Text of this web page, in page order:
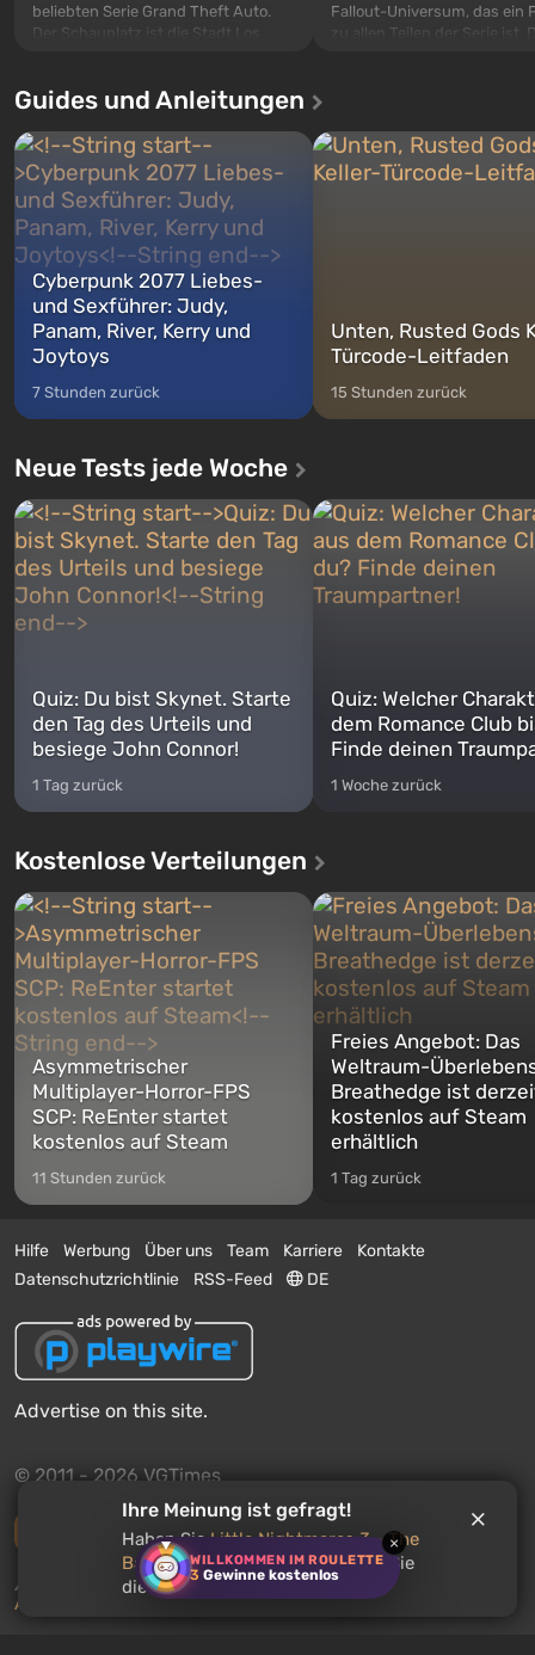
WILLKOMMEN IM ROULETTE
3 Gewinne kostenlos
×
beliebten Serie Grand Theft Auto.
Der Schauplatz ist die Stadt Los
ersten Mal erzählt das Spiel die
Geschichte von drei Charakteren:
Michael, Trevor und Franklin,
zwischen denen Sie jederzeit
wechse...
Fallout-Universum, das ein
zu allen Teilen der Serie ist.
nach dem Abwurf von
auf Amerika geöffnet wird.
Guides und Anleitungen
Cyberpunk 2077 Liebes-
und Sexführer: Judy,
Panam, River, Kerry und
Joytoys
7 Stunden zurück
Unten, Rusted Gods
Türcode-Leitfaden
15 Stunden zurück
Neue Tests jede Woche
Quiz: Du bist Skynet. Starte
den Tag des Urteils und
besiege John Connor!
1 Tag zurück
Quiz: Welcher
dem Romance Club
Finde deinen
1 Woche zurück
Kostenlose Verteilungen
Asymmetrischer
Multiplayer-Horror-FPS
SCP: ReEnter startet
kostenlos auf Steam
11 Stunden zurück
Freies Angebot: Das
Weltraum-
Breathedge ist
kostenlos auf Steam
erhältlich
1 Tag zurück
Hilfe Werbung Über uns Team Karriere
Kontakte
Datenschutzrichtlinie
RSS-Feed DE
Advertise on this site.
© 2011 - 2026 VGTimes
Vollständige Version
Push-Benachrichtigungen über Nachrichten:
Aktivieren
Ihre Meinung ist gefragt!
Haben SieLittle Nightmares 3 - The
Backstagegespielt? Empfehlen Sie
dieses Spiel anderen Nutzern?